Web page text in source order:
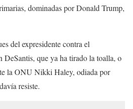
dominadas por Donald Trump,
del expresidente contra el
DeSantis, que ya ha tirado la toalla, o
la ONU Nikki Haley, odiada por
resiste.